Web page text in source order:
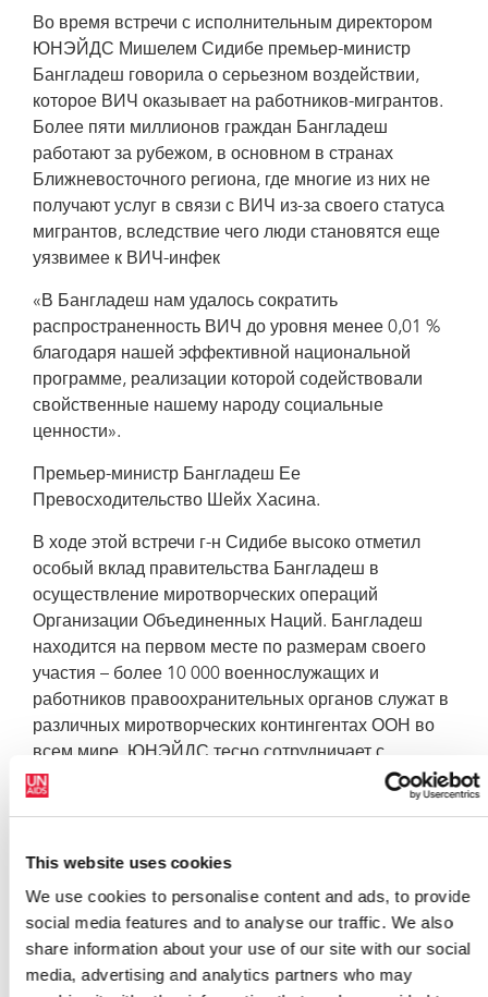
This website uses cookies
We use cookies to personalise content and ads, to provide
social media features and to analyse our traffic. We also
share information about your use of our site with our social
media, advertising and analytics partners who may
Во время встречи с исполнительным директором
ЮНЭЙДС Мишелем Сидибе премьер-министр
Бангладеш говорила о серьезном воздействии,
которое ВИЧ оказывает на работников-мигрантов.
Более пяти миллионов граждан Бангладеш
работают за рубежом, в основном в странах
Ближневосточного региона, где многие из них не
получают услуг в связи с ВИЧ из-за своего статуса
мигрантов, вследствие чего люди становятся еще
уязвимее к ВИЧ-инфек
«В Бангладеш нам удалось сократить
распространенность ВИЧ до уровня менее 0,01 %
благодаря нашей эффективной национальной
программе, реализации которой содействовали
свойственные нашему народу социальные
ценности».
Премьер-министр Бангладеш Ее
Превосходительство Шейх Хасина.
В ходе этой встречи г-н Сидибе высоко отметил
особый вклад правительства Бангладеш в
осуществление миротворческих операций
Организации Объединенных Наций. Бангладеш
находится на первом месте по размерам своего
участия – более 10 000 военнослужащих и
работников правоохранительных органов служат в
различных миротворческих контингентах ООН во
всем мире. ЮНЭЙДС тесно сотрудничает с
членами Совета безопасности ООН с целью
анализа программ по противодействию ВИЧ для
силовых структур.
Исполнительный директор ЮНЭЙДС также
воспользовался случаем, чтобы поблагодарить
правительство Бангладеш за организацию
открытия Чемпионата мира по крикету 2011 года, в